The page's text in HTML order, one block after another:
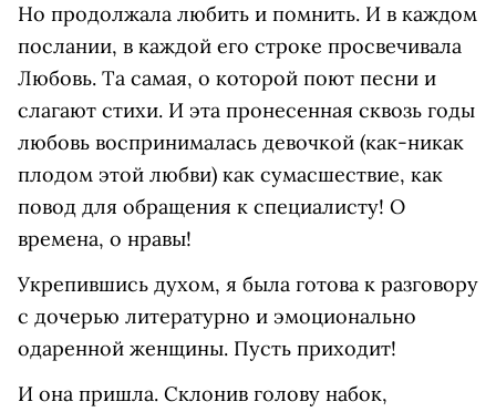
Но продолжала любить и помнить. И в каждом
послании, в каждой его строке просвечивала
Любовь. Та самая, о которой поют песни и
слагают стихи. И эта пронесенная сквозь годы
любовь воспринималась девочкой (как-никак
плодом этой любви) как сумасшествие, как
повод для обращения к специалисту! О
времена, о нравы!
Укрепившись духом, я была готова к разговору
с дочерью литературно и эмоционально
одаренной женщины. Пусть приходит!
И она пришла. Склонив голову набок,